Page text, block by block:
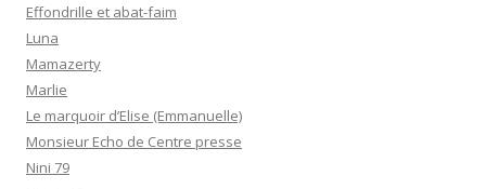
Effondrille et abat-faim
Luna
Mamazerty
Marlie
Le marquoir d’Elise (Emmanuelle)
Monsieur Echo de Centre presse
Nini 79